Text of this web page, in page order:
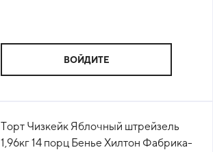
ВОЙДИТЕ
Торт Чизкейк Яблочный штрейзель
1,96кг 14 порц Бенье Хилтон Фабрика-